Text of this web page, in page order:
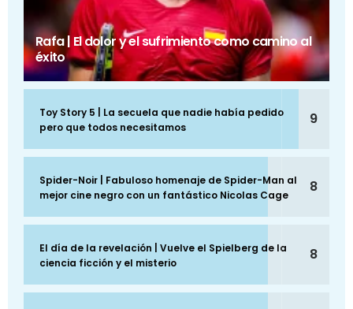
Rafa | El dolor y el sufrimiento como camino al
éxito
Toy Story 5 | La secuela que nadie había pedido
pero que todos necesitamos
9
Spider-Noir | Fabuloso homenaje de Spider-Man al
mejor cine negro con un fantástico Nicolas Cage
8
El día de la revelación | Vuelve el Spielberg de la
ciencia ficción y el misterio
8